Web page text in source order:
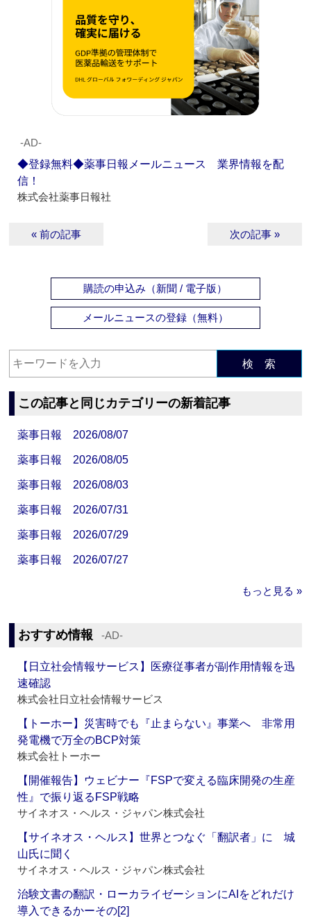
‐AD‐
◆登録無料◆薬事日報メールニュース 業界情報を配
信！
株式会社薬事日報社
« 前の記事 次の記事 »
購読の申込み（新聞 / 電子版）
メールニュースの登録（無料）
検 索
この記事と同じカテゴリーの新着記事
薬事日報 2026/08/07
薬事日報 2026/08/05
薬事日報 2026/08/03
薬事日報 2026/07/31
薬事日報 2026/07/29
薬事日報 2026/07/27
もっと見る »
おすすめ情報 ‐AD‐
【日立社会情報サービス】医療従事者が副作用情報を迅
速確認
株式会社日立社会情報サービス
【トーホー】災害時でも『止まらない』事業へ 非常用
発電機で万全のBCP対策
株式会社トーホー
【開催報告】ウェビナー『FSPで変える臨床開発の生産
性』で振り返るFSP戦略
サイネオス・ヘルス・ジャパン株式会社
【サイネオス・ヘルス】世界とつなぐ「翻訳者」に 城
山氏に聞く
サイネオス・ヘルス・ジャパン株式会社
治験文書の翻訳・ローカライゼーションにAIをどれだけ
導入できるかーその[2]